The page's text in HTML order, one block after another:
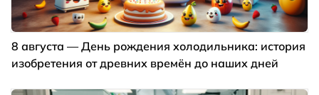
8 августа — День рождения холодильника: история
изобретения от древних времён до наших дней